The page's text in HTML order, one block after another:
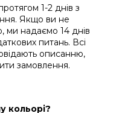
1-2 днів з
Якщо ви не
ми надаємо 14 днів
питань. Всі
описанню,
замовлення.
кольорі?